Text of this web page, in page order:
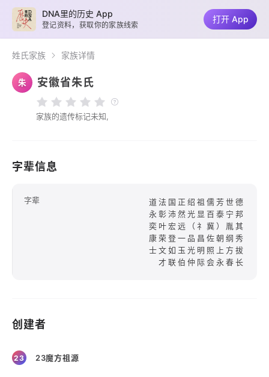
姓氏家族 家族详情
朱 安徽省朱氏
家族的遗传标记未知,
字辈信息
字辈
道法国正绍祖儒芳世德
永彰沛然光显百泰宁邦
奕叶宏远（礻冀）胤其
康荣登一品昌佐朝纲秀
士文如玉光明照上方拔
才联伯仲际会永春长
创建者
23 23魔方祖源
DNA里的历史 App
登记资料，获取你的家族线索
打开 App